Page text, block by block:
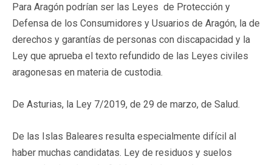
Para Aragón podrían ser las Leyes de Protección y
Defensa de los Consumidores y Usuarios de Aragón, la de
derechos y garantías de personas con discapacidad y la
Ley que aprueba el texto refundido de las Leyes civiles
aragonesas en materia de custodia.
De Asturias, la Ley 7/2019, de 29 de marzo, de Salud.
De las Islas Baleares resulta especialmente difícil al
haber muchas candidatas. Ley de residuos y suelos